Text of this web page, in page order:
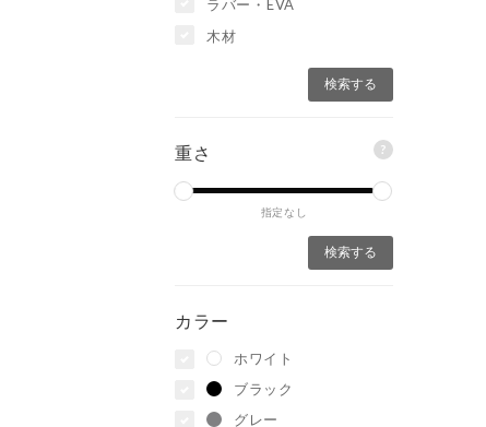
ラバー・EVA
木材
重さ ?
指定なし
カラー
ホワイト
ブラック
グレー